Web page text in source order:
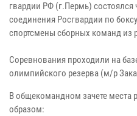
гвардии РФ (г.Пермь)
соединения Росгвардии по
спортсмены сборных команд из
Соревнования проходили на
олимпийского резерва (м/р
В общекомандном зачете места
образом: